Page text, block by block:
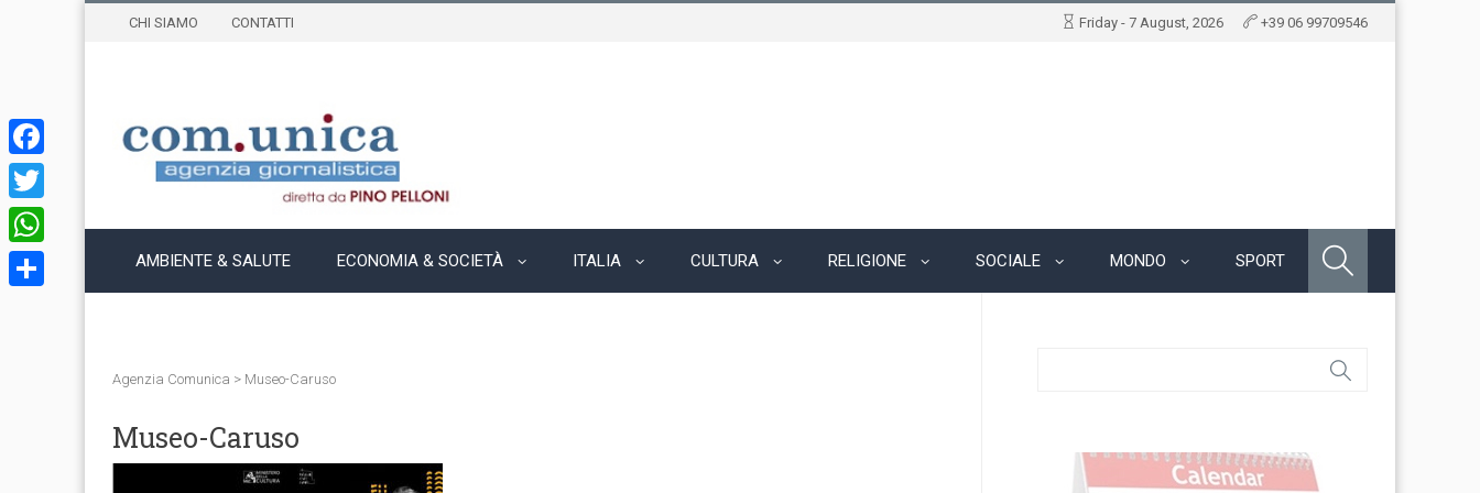
CHI SIAMO CONTATTI Friday - 7 August, 2026 +39 06 99709546
AMBIENTE & SALUTE ECONOMIA & SOCIETÀ ITALIA CULTURA RELIGIONE SOCIALE MONDO SPORT
Agenzia Comunica > Museo-Caruso
Museo-Caruso
Facebook
Twitter
WhatsApp